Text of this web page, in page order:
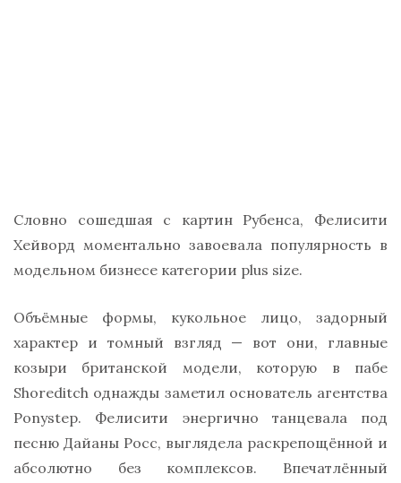
Словно сошедшая с картин Рубенса, Фелисити
Хейворд моментально завоевала популярность в
модельном бизнесе категории plus size.
Объёмные формы, кукольное лицо, задорный
характер и томный взгляд — вот они, главные
козыри британской модели, которую в пабе
Shoreditch однажды заметил основатель агентства
Ponystep. Фелисити энергично танцевала под
песню Дайаны Росс, выглядела раскрепощённой и
абсолютно без комплексов. Впечатлённый